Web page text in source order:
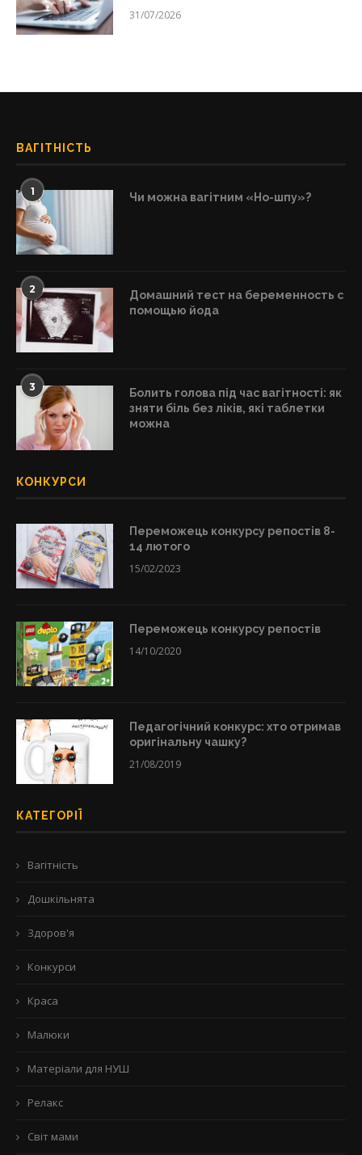
31/07/2026
ВАГІТНІСТЬ
1 Чи можна вагітним «Но-шпу»?
2
Домашний тест на беременность с
помощью йода
3
Болить голова під час вагітності: як
зняти біль без ліків, які таблетки
можна
КОНКУРСИ
Переможець конкурсу репостів 8-
14 лютого
15/02/2023
Переможець конкурсу репостів
14/10/2020
Педагогічний конкурс: хто отримав
оригінальну чашку?
21/08/2019
КАТЕГОРІЇ
Вагітність
Дошкільнята
Здоров'я
Конкурси
Краса
Малюки
Матеріали для НУШ
Релакс
Світ мами